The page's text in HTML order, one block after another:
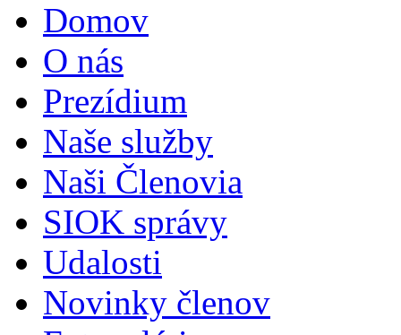
Domov
O nás
Prezídium
Naše služby
Naši Členovia
SIOK správy
Udalosti
Novinky členov